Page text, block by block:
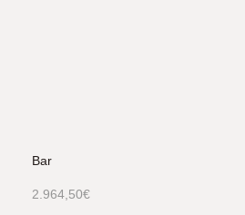
Bar
2.964,50€